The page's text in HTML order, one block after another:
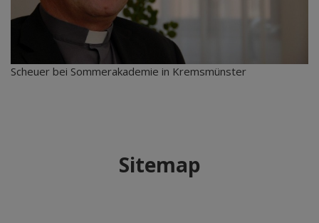
Scheuer bei Sommerakademie in Kremsmünster
Sitemap